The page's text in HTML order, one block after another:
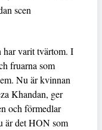
scen
har varit tvärtom. I
fruarna som
Nu är kvinnan
Khandan, ger
och förmedlar
är det HON som